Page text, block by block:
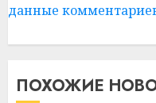
данные
ПОХОЖИЕ